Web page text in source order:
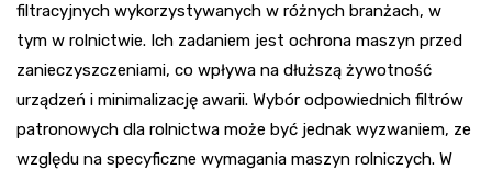
filtracyjnych wykorzystywanych w różnych branżach, w
tym w rolnictwie. Ich zadaniem jest ochrona maszyn przed
zanieczyszczeniami, co wpływa na dłuższą żywotność
urządzeń i minimalizację awarii. Wybór odpowiednich filtrów
patronowych dla rolnictwa może być jednak wyzwaniem, ze
względu na specyficzne wymagania maszyn rolniczych. W